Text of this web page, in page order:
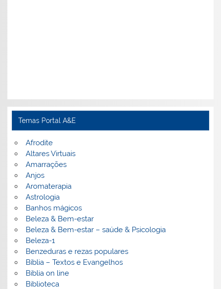
Temas Portal A&E
Afrodite
Altares Virtuais
Amarrações
Anjos
Aromaterapia
Astrologia
Banhos mágicos
Beleza & Bem-estar
Beleza & Bem-estar – saúde & Psicologia
Beleza-1
Benzeduras e rezas populares
Bíblia – Textos e Evangelhos
Biblia on line
Biblioteca